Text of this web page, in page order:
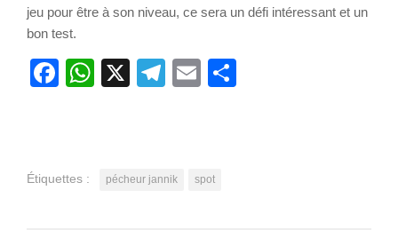
jeu pour être à son niveau, ce sera un défi intéressant et un
bon test.
Facebook
WhatsApp
X Telegram
Email
Étiquettes : pécheur jannik spot